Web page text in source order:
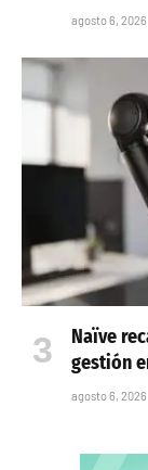
agosto 6, 2026
Naïve
gestión
agosto 6, 2026